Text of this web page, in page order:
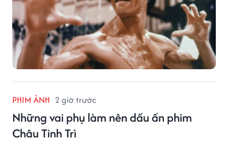
PHIM ẢNH 2 giờ trước
Những vai phụ làm nên dấu ấn phim
Châu Tinh Trì